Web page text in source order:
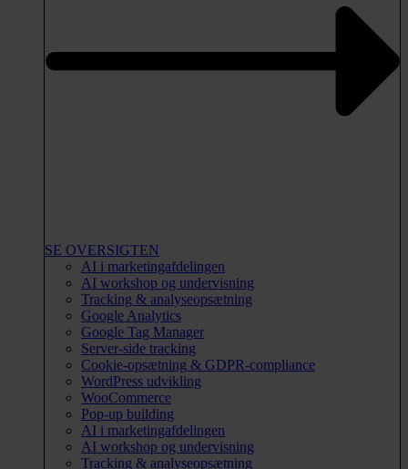
SE OVERSIGTEN
AI i marketingafdelingen
AI workshop og undervisning
Tracking & analyseopsætning
Google Analytics
Google Tag Manager
Server-side tracking
Cookie-opsætning & GDPR-compliance
WordPress udvikling
WooCommerce
Pop-up building
AI i marketingafdelingen
AI workshop og undervisning
Tracking & analyseopsætning